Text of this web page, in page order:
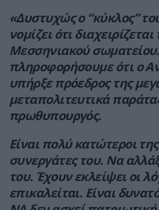
«Δυστυχώς ο “κύκλος”
νομίζει ότι
Μεσσηνιακού
πληροφορήσουμε ότι ο
υπήρξε πρόεδρος της
μεταπολιτευτικά
πρωθυπουργός.
Είναι πολύ κατώτεροι
συνεργάτες του. Να
του. Έχουν εκλείψει οι
επικαλείται. Είναι